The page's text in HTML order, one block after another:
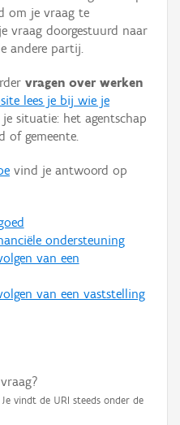
om je vraag te
vraag doorgestuurd naar
andere partij.
vragen over werken
lees je bij wie je
situatie: het agentschap
of gemeente.
vind je antwoord op
ondersteuning
van een
van een vaststelling
vindt de URI steeds onder de